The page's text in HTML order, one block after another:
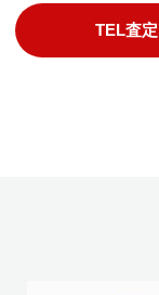
TEL査定